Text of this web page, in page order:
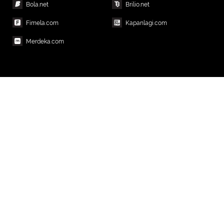
Bola.net Brilio.net
Fimela.com Kapanlagi.com
Merdeka.com